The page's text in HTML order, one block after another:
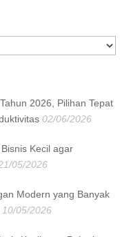
2026, Pilihan Tepat
02/06/2026
Kecil agar
05/2026
Modern yang Banyak
10/05/2026